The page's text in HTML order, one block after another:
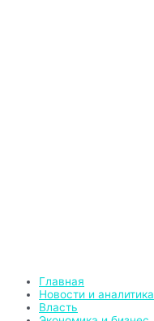
Главная
Новости и аналитика
Власть